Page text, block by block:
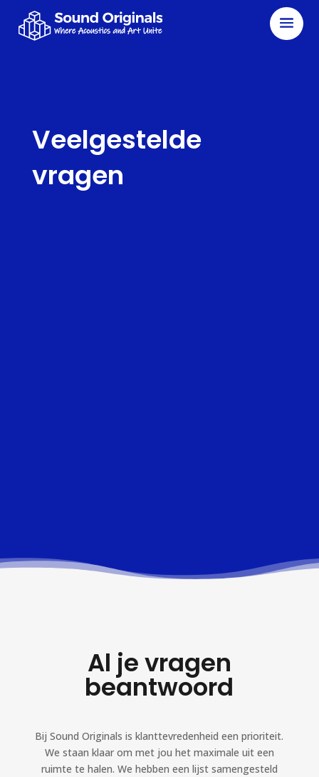
Veelgestelde
vragen
Al je vragen
beantwoord
Bij Sound Originals is klanttevredenheid een prioriteit.
We staan klaar om met jou het maximale uit een
ruimte te halen. We hebben een lijst samengesteld